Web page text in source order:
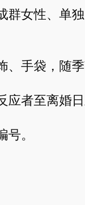
群女性、单
、手袋，随
应者至离婚
号。